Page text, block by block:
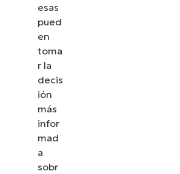
esas
pued
en
toma
r la
decis
ión
más
infor
mad
a
sobr